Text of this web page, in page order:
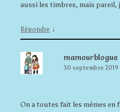
aussi les timbres, mais pareil,
Répondre ↓
mamourblogue
30 septembre 2019
On a toutes fait les mêmes en